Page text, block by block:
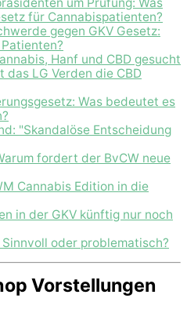
für Cannabispatienten?
gegen GKV Gesetz:
Hanf und CBD gesucht
LG Verden die CBD
Was bedeutet es
"Skandalöse Entscheidung
fordert der BvCW neue
Cannabis Edition in die
in der GKV künftig nur noch
oder problematisch?
Vorstellungen